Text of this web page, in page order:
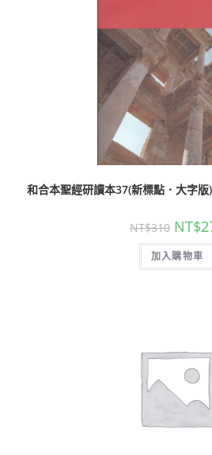
和合本聖經研讀本37(新標點．大字
NT$310 NT$
加入購物車